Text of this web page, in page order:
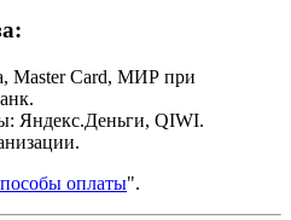
Master Card, МИР при
Яндекс.Деньги, QIWI.
оплаты".